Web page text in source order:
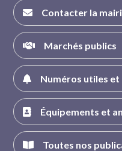
Contacter la
Marchés publics
Numéros utiles
Équipements et
Toutes nos